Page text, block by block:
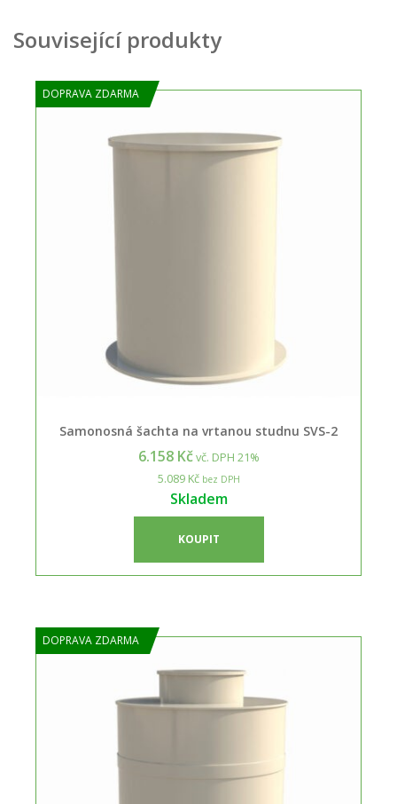
Související produkty
DOPRAVA ZDARMA
Samonosná šachta na vrtanou studnu SVS-2
6.158 Kčvč. DPH 21%
5.089 Kčbez DPH
Skladem
KOUPIT
DOPRAVA ZDARMA